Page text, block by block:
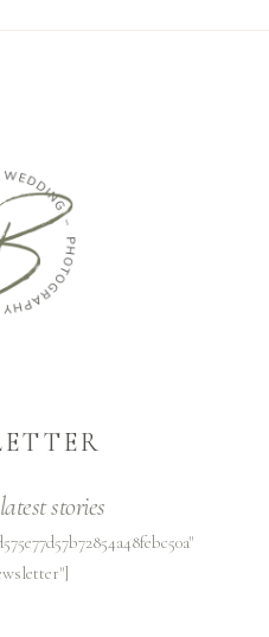
stories